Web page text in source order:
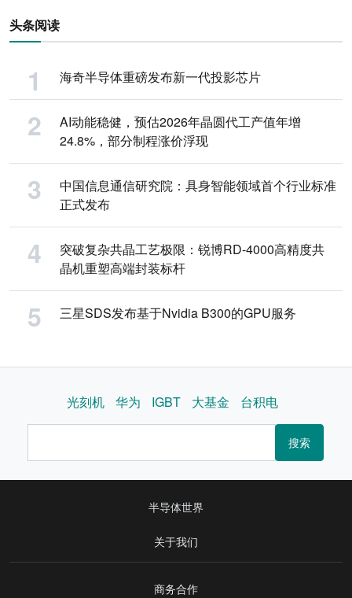
头条阅读
海奇半导体重磅发布新一代投影芯片
AI动能稳健，预估2026年晶圆代工产值年增
24.8%，部分制程涨价浮现
中国信息通信研究院：具身智能领域首个行业标准
正式发布
突破复杂共晶工艺极限：锐博RD-4000高精度共
晶机重塑高端封装标杆
三星SDS发布基于Nvidia B300的GPU服务
光刻机 华为 IGBT 大基金 台积电
搜索
半导体世界
关于我们
商务合作